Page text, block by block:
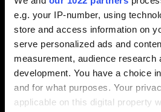
e.g. your IP-number, using
store and access information on
serve personalized ads and
measurement, audience research
development. You have a choice
and for what purposes. Your
applicable on this digital property
った場合に必要となり、ブラン
れるのですか?
まず、ブランクは衝突を回避す
に必要となります。数学的な理
す。さらにこのブランクを使用
ュレーションを表示し、ブラン
況を一時的に保存することがで